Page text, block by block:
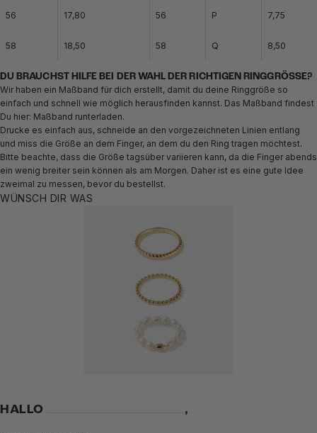
56 17,80 56 P 7,75
58 18,50 58 Q 8,50
DU BRAUCHST HILFE BEI DER WAHL DER RICHTIGEN RINGGRÖSSE?
Wir haben ein Maßband für dich erstellt, damit du deine Ringgröße so
einfach und schnell wie möglich herausfinden kannst. Das Maßband findest
Du hier: Maßband runterladen.
Drucke es einfach aus, schneide an den vorgezeichneten Linien entlang
und miss die Größe an dem Finger, an dem du den Ring tragen möchtest.
Bitte beachte, dass die Größe tagsüber variieren kann, da die Finger abends
ein wenig breiter sein können als am Morgen. Daher ist es eine gute Idee
zweimal zu messen, bevor du bestellst.
WÜNSCH DIR WAS
HALLO ,